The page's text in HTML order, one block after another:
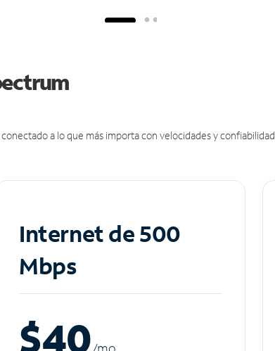
a lo que más importa con velocidades y confiabilidad
Internet de 500
Mbps
$40